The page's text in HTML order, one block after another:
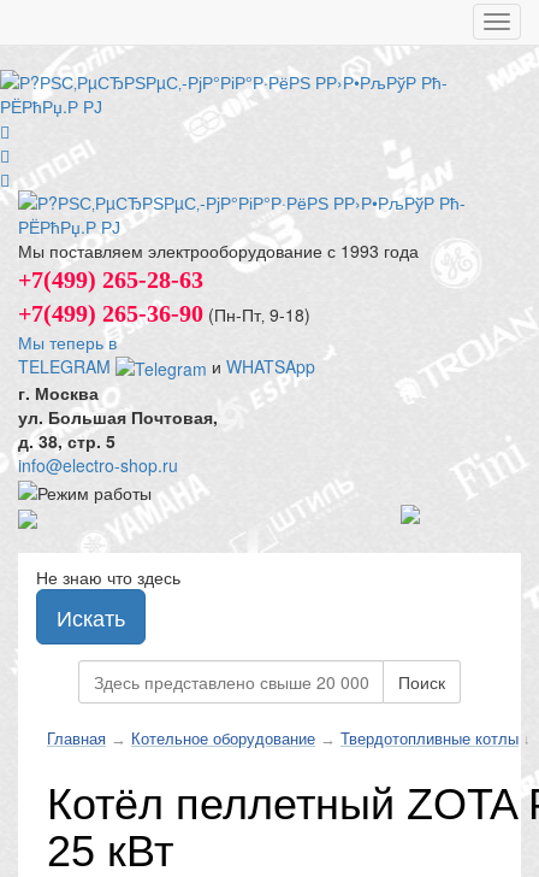
Мы поставляем электрооборудование с 1993 года
+7(499) 265-28-63
+7(499) 265-36-90 (Пн-Пт‚ 9-18)
Мы теперь в
TELEGRAM
и WHATSApp
г. Москва
ул. Большая Почтовая,
д. 38, стр. 5
info@electro-shop.ru
Не знаю что здесь
Искать
Поиск
Главная → Котельное оборудование → Твердотопливные котлы ↓
Котёл пеллетный ZOTA
25 кВт